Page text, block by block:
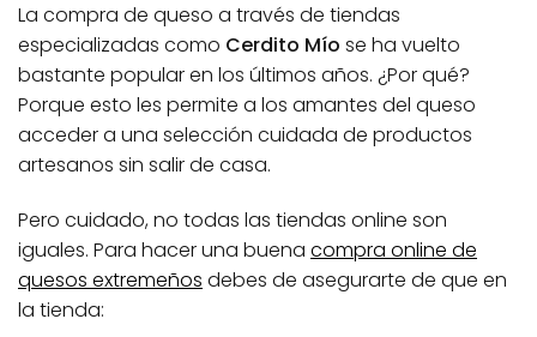
La compra de queso a través de tiendas
especializadas como Cerdito Mío se ha vuelto
bastante popular en los últimos años. ¿Por qué?
Porque esto les permite a los amantes del queso
acceder a una selección cuidada de productos
artesanos sin salir de casa.
Pero cuidado, no todas las tiendas online son
iguales. Para hacer una buena compra online de
quesos extremeños debes de asegurarte de que en
la tienda: